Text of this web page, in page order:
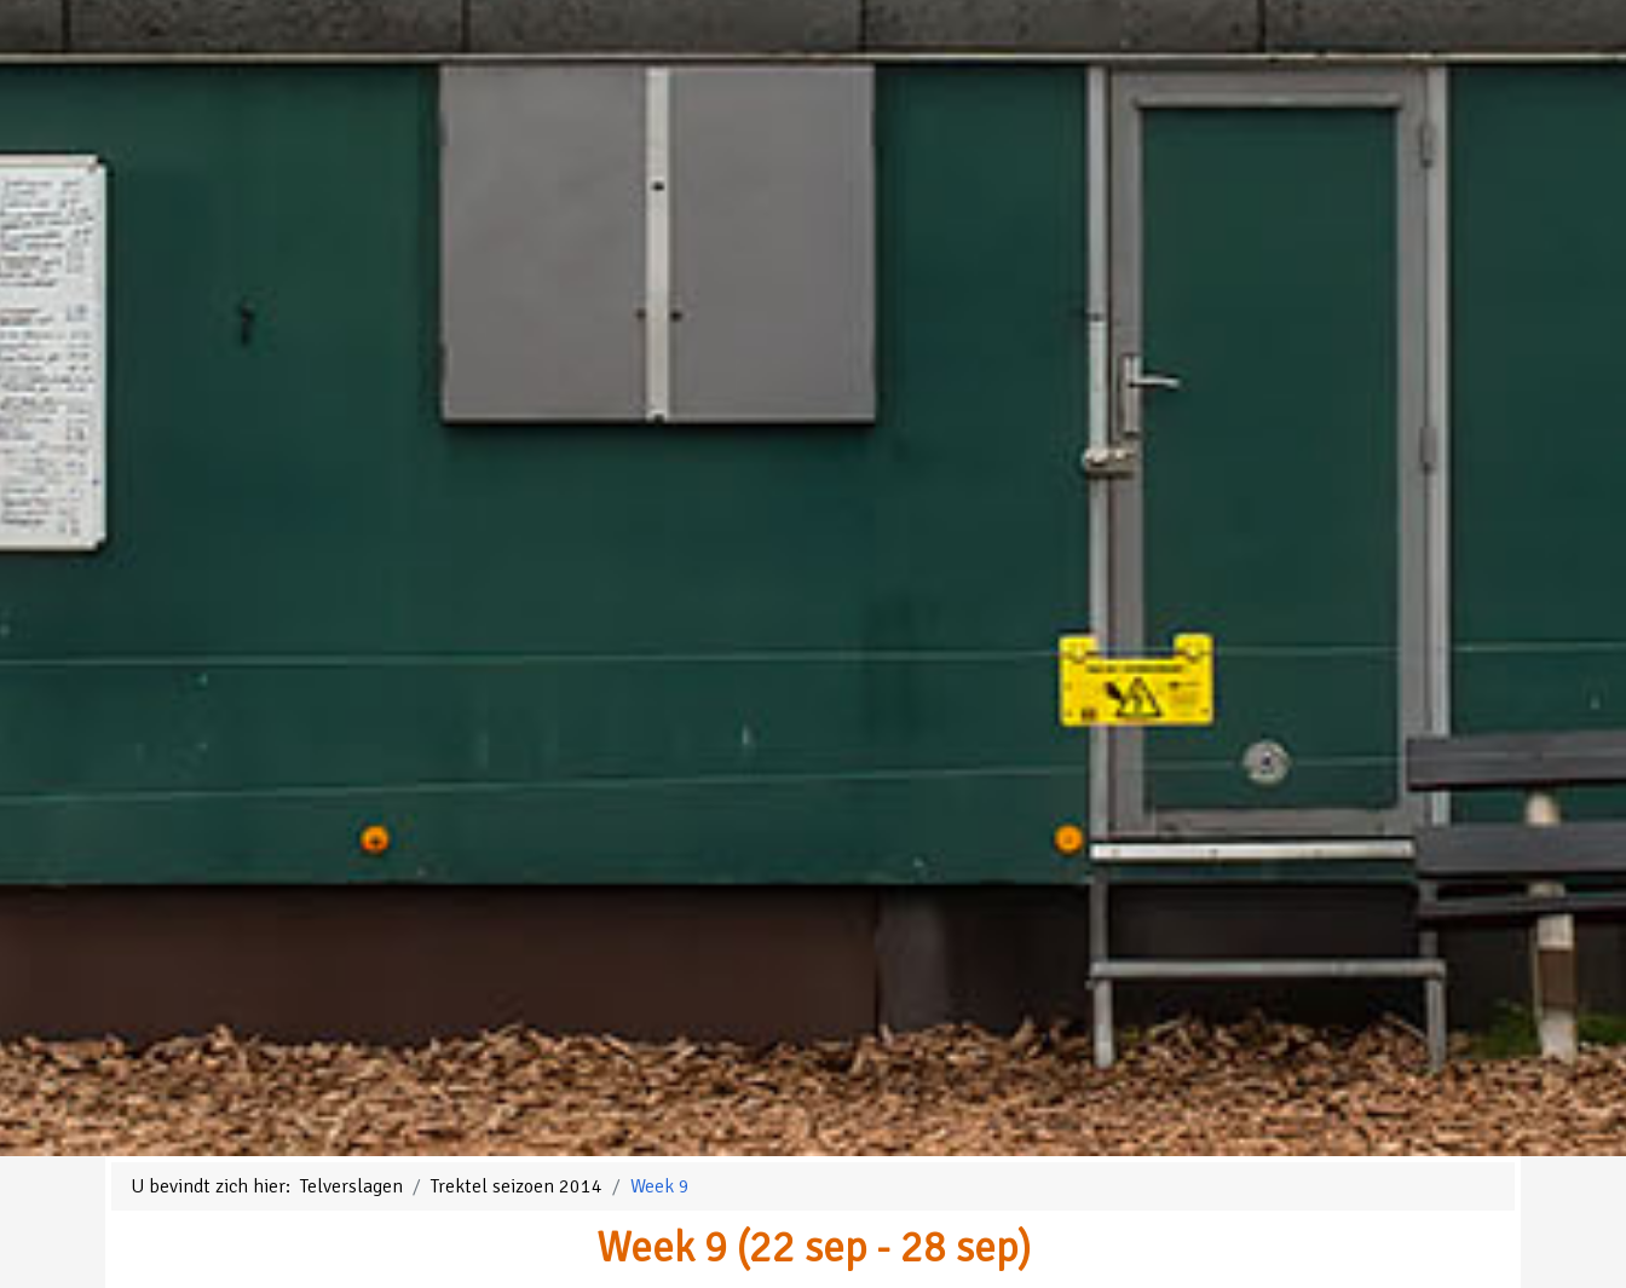
U bevindt zich hier:Telverslagen Trektel seizoen 2014 Week 9
Week 9 (22 sep - 28 sep)